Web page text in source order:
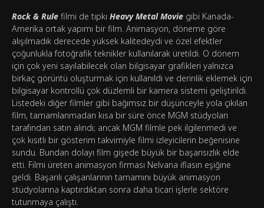
Rock & Rule filmi de tıpkı Heavy Metal Movie gibi Kanada-
Amerika ortak yapımı bir film. Animasyon, döneme göre
alışılmadık derecede yüksek kalitedeydi ve özel efektler
çoğunlukla fotoğrafik teknikler kullanılarak üretildi. O dönem
için çok yeni sayılabilecek olan bilgisayar grafikleri yalnızca
birkaç görüntü oluşturmak için kullanıldı ve derinlik eklemek için
bilgisayar kontrollü çok düzlemli bir kamera sistemi geliştirildi.
Listedeki diğer filmler gibi bağımsız bir düşünceyle yola çıkılan
film, tamamlanmadan kısa bir süre önce MGM stüdyoları
tarafından satın alındı; ancak MGM filmle pek ilgilenmedi ve
çok kısıtlı bir gösterim takvimiyle filmi izleyicilerin beğenisine
sundu. Bundan dolayı film gişede büyük bir başarısızlık elde
etti. Filmi üreten animasyon firması Nelvana iflasın eşiğine
geldi. Başarılı çalışanlarının tamamını büyük animasyon
stüdyolarına kaptırdıktan sonra daha ticari işlerle sektöre
tutunmaya çalıştı.